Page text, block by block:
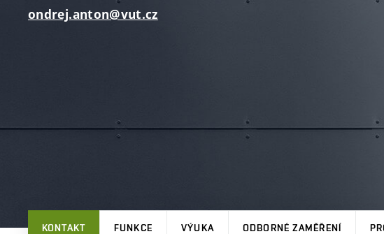
ondrej.anton@vut.cz
KONTAKT FUNKCE VÝUKA ODBORNÉ ZAMĚŘENÍ